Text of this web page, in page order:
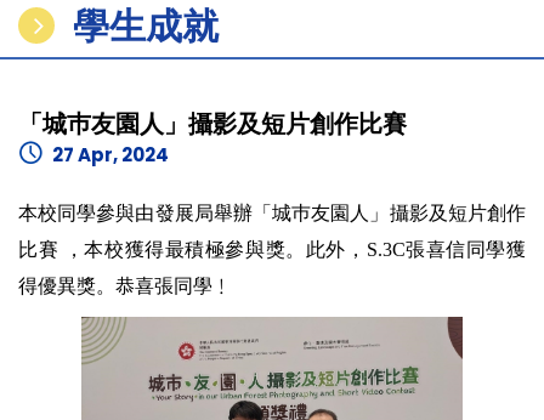
學生成就
「城巿友園人」攝影及短片創作比賽
27 Apr, 2024
本校同學參與由發展局舉辦「城巿友園人」攝影及短片創作
比賽 ，本校獲得最積極參與獎。此外，S.3C張喜信同學獲
得優異獎。恭喜張同學﹗